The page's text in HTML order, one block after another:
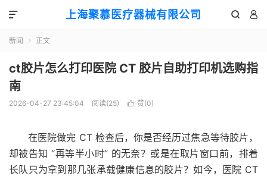
上海聚慕医疗器械有限公司  

新闻  正文
ct胶片怎么打印医院 CT 胶片自助打印机选购指
南
2026-04-27 23:45:04 阅读(25)  赞(0)
在医院做完 CT 检查后，你是否经历过焦急等待胶片，
却被告知 “再等半小时” 的无奈？或是在取片窗口前，排着
长队只为拿到那几张承载健康信息的胶片？如今，医院 CT